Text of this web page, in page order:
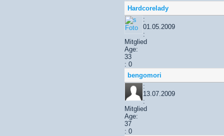
Hardcorelady
:
01.05.2009
:
Mitglied
Age:
33
: 0
bengomori
:
13.07.2009
:
Mitglied
Age:
37
: 0